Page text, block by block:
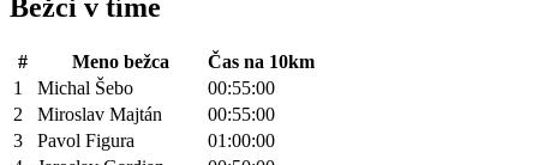
Bežci v tíme
# Meno bežca
Čas na 10km
1
Michal Šebo
00:55:00
2
Miroslav Majtán
00:55:00
3
Pavol Figura
01:00:00